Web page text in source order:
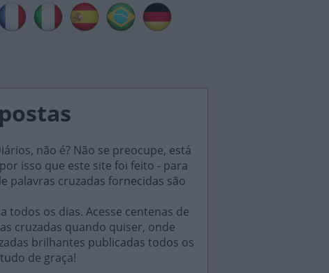
não é? Não se preocupe, está
isso que este site foi feito - para
palavras cruzadas fornecidas são
todos os dias. Acesse centenas de
cruzadas quando quiser, onde
brilhantes publicadas todos os
de graça!